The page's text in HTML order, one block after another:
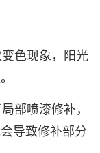
色现象，阳光
部喷漆修补，
导致修补部分